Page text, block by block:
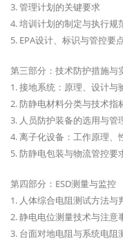
3. 管理计划的关键要求
4. 培训计划的制定与执行规
5. EPA设计、标识与管控要
第三部分：技术防护措施与
1. 接地系统：原理、设计与
2. 防静电材料分类与技术指
3. 人员防护装备的选用与管
4. 离子化设备：工作原理、
5. 防静电包装与物流管控要
第四部分：ESD测量与监控
1. 人体综合电阻测试方法与
2. 静电电位测量技术与注意
3. 台面对地电阻与系统电阻